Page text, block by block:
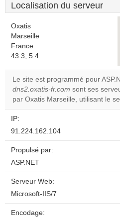
Localisation du serveur
Oxatis
Marseille
France
43.3, 5.4
Le site est programmé pour
dns2.oxatis-fr.com sont ses
par Oxatis Marseille, utilisant le
IP:
91.224.162.104
Propulsé par:
ASP.NET
Serveur Web:
Microsoft-IIS/7
Encodage: